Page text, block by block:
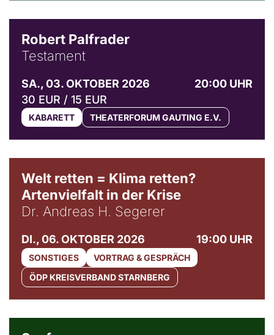
Robert Palfrader
Testament
SA., 03. OKTOBER 2026
20:00 UHR
30 EUR / 15 EUR
KABARETT THEATERFORUM GAUTING E.V.
Welt retten = Klima retten?
Artenvielfalt in der Krise
Dr. Andreas H. Segerer
DI., 06. OKTOBER 2026 19:00 UHR
SONSTIGES
VORTRAG & GESPRÄCH
ÖDP KREISVERBAND STARNBERG